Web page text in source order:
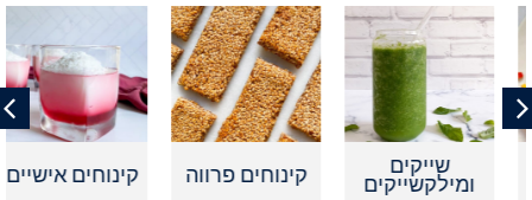
שייקים
ומילקשייקים קינוחים פרווה קינוחים אישיים